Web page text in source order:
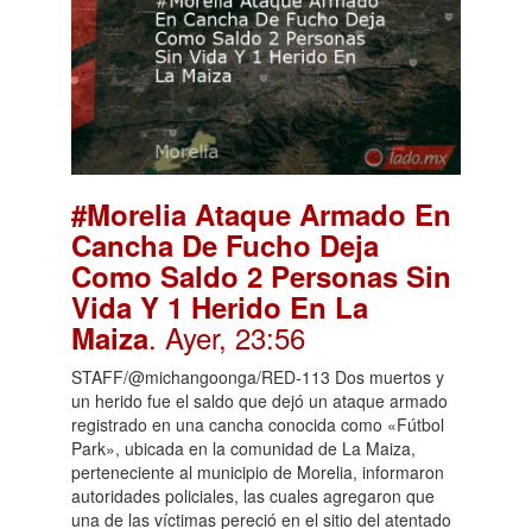
#Morelia Ataque Armado En
Cancha De Fucho Deja
Como Saldo 2 Personas Sin
Vida Y 1 Herido En La
Maiza. Ayer, 23:56
STAFF/@michangoonga/RED-113 Dos muertos y
un herido fue el saldo que dejó un ataque armado
registrado en una cancha conocida como «Fútbol
Park», ubicada en la comunidad de La Maiza,
perteneciente al municipio de Morelia, informaron
autoridades policiales, las cuales agregaron que
una de las víctimas pereció en el sitio del atentado